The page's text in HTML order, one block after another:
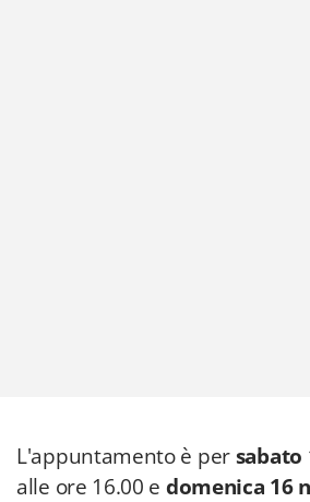
L'appuntamento è persabato
alle ore 16.00 e domenica 16